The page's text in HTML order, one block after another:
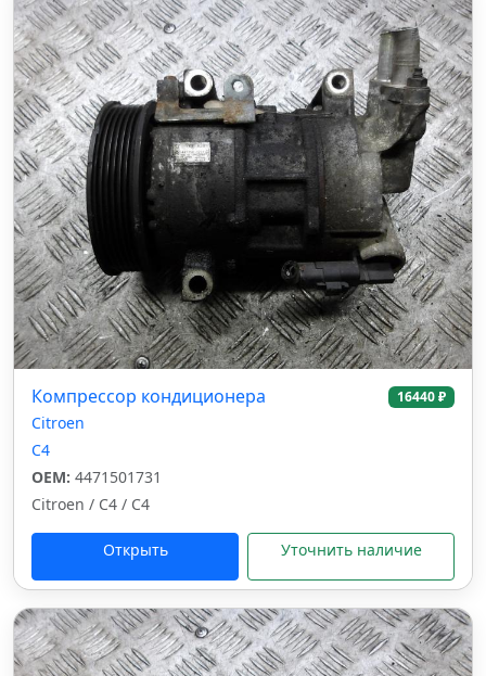
Компрессор кондиционера 16440 ₽
Citroen
C4
OEM: 4471501731
Citroen / C4 / C4
Открыть Уточнить наличие